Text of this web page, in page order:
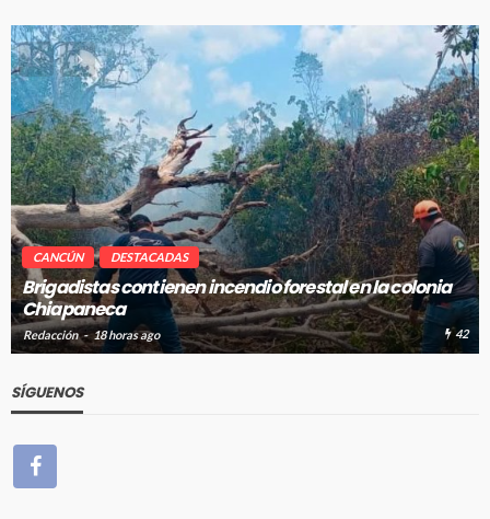
CANCÚN DESTACADAS
Brigadistas contienen incendio forestal en la colonia
Chiapaneca
Redacción 18 horas ago 42
SÍGUENOS